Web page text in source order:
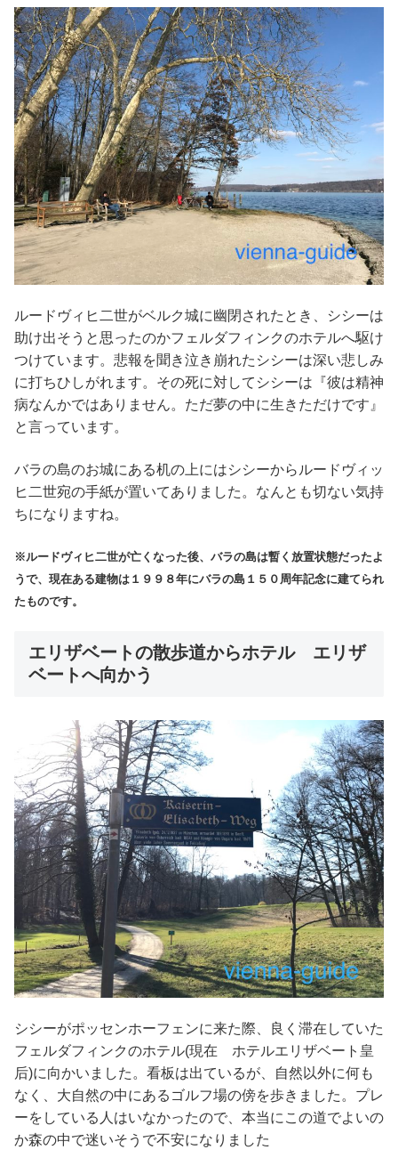
ルードヴィヒ二世がベルク城に幽閉されたとき、シシーは
助け出そうと思ったのかフェルダフィンクのホテルへ駆け
つけています。悲報を聞き泣き崩れたシシーは深い悲しみ
に打ちひしがれます。その死に対してシシーは『彼は精神
病なんかではありません。ただ夢の中に生きただけです』
と言っています。
バラの島のお城にある机の上にはシシーからルードヴィッ
ヒ二世宛の手紙が置いてありました。なんとも切ない気持
ちになりますね。
※ルードヴィヒ二世が亡くなった後、バラの島は暫く放置状態だったよ
うで、現在ある建物は１９９８年にバラの島１５０周年記念に建てられ
たものです。
エリザベートの散歩道からホテル エリザ
ベートへ向かう
シシーがポッセンホーフェンに来た際、良く滞在していた
フェルダフィンクのホテル(現在 ホテルエリザベート皇
后)に向かいました。看板は出ているが、自然以外に何も
なく、大自然の中にあるゴルフ場の傍を歩きました。プレ
ーをしている人はいなかったので、本当にこの道でよいの
か森の中で迷いそうで不安になりました